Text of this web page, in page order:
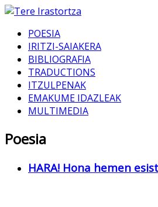
POESIA
IRITZI-SAIAKERA
BIBLIOGRAFIA
TRADUCTIONS
ITZULPENAK
EMAKUME IDAZLEAK
MULTIMEDIA
Poesia
HARA! Hona hemen